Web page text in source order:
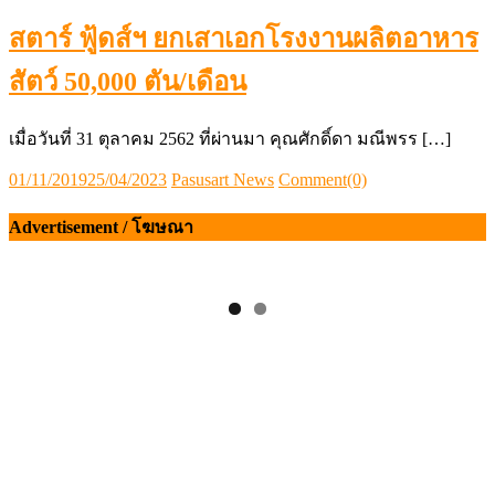
สตาร์ ฟู้ดส์ฯ ยกเสาเอกโรงงานผลิตอาหาร
สัตว์ 50,000 ตัน/เดือน
เมื่อวันที่ 31 ตุลาคม 2562 ที่ผ่านมา คุณศักดิ์ดา มณีพรร […]
Posted
01/11/201925/04/2023 Author
Pasusart News Comment(0)
Advertisement / โฆษณา